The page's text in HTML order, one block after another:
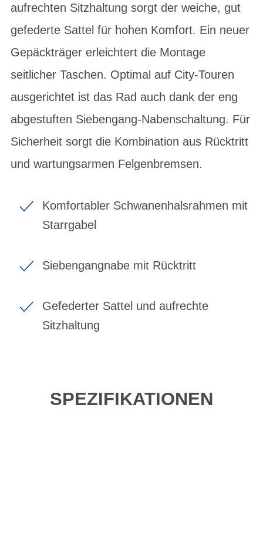
aufrechten Sitzhaltung sorgt der weiche, gut
gefederte Sattel für hohen Komfort. Ein neuer
Gepäckträger erleichtert die Montage
seitlicher Taschen. Optimal auf City-Touren
ausgerichtet ist das Rad auch dank der eng
abgestuften Siebengang-Nabenschaltung. Für
Sicherheit sorgt die Kombination aus Rücktritt
und wartungsarmen Felgenbremsen.
Komfortabler Schwanenhalsrahmen mit
Starrgabel
Siebengangnabe mit Rücktritt
Gefederter Sattel und aufrechte
Sitzhaltung
SPEZIFIKATIONEN